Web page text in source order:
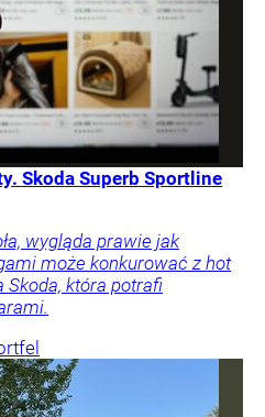
Skoda Superb Sportline
wygląda prawie jak
może konkurować z hot
Skoda, która potrafi